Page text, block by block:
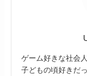
ゲーム好きな社会
子どもの頃好きだ